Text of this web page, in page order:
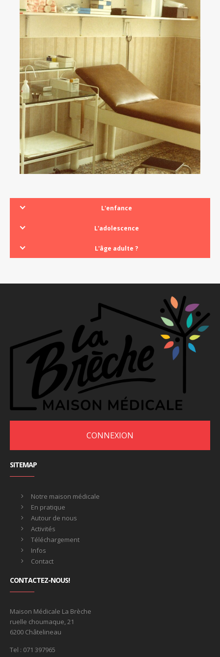
L'enfance
L'adolescence
L'âge adulte ?
CONNEXION
SITEMAP
Notre maison médicale
En pratique
Autour de nous
Activités
Téléchargement
Infos
Contact
CONTACTEZ-NOUS!
Maison Médicale La Brèche
ruelle choumaque, 21
6200 Châtelineau
Tel : 071 397965